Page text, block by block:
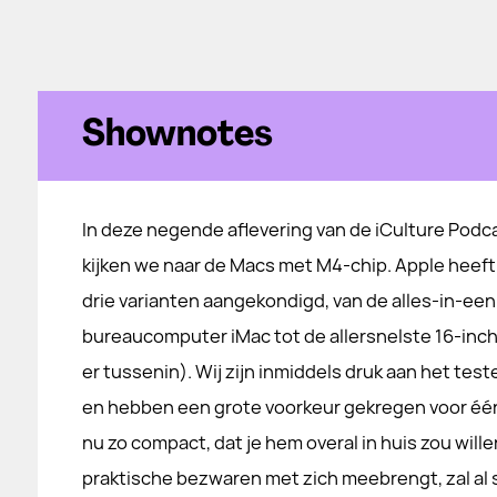
Shownotes
In deze negende aflevering van de iCulture
kijken we naar de Macs met M4-chip. Apple
drie varianten aangekondigd, van de alles-in-een
bureaucomputer iMac tot de allersnelste 16-
er tussenin). Wij zijn inmiddels druk aan het
en hebben een grote voorkeur gekregen voor
nu zo compact, dat je hem overal in huis zou
praktische bezwaren met zich meebrengt, zal al